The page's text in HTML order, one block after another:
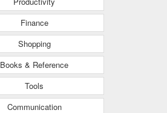
Finance
Shopping
Books & Reference
Tools
Communication